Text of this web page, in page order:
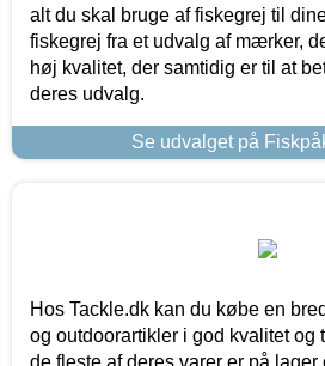
alt du skal bruge af fiskegrej til
fiskegrej fra et udvalg af mærker,
høj kvalitet, der samtidig er til at
deres udvalg.
Se udvalget på
Hos Tackle.dk kan du købe en
og outdoorartikler i god kvalitet og
de fleste af deres varer er på lager